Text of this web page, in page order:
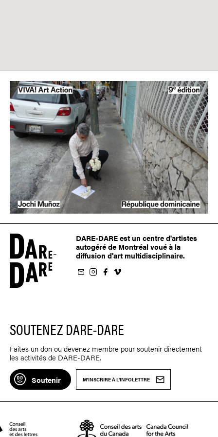
DARE-DARE est un centre d'artistes
autogéré de Montréal voué à la
diffusion d'art multidisciplinaire.
sur Instagram
sur Facebook
nous sur Vimeo
SOUTENEZ DARE-DARE
Faites un don ou devenez membre pour soutenir directement
les activités de DARE-DARE.
Soutenir M'INSCRIRE À L'INFOLETTRE